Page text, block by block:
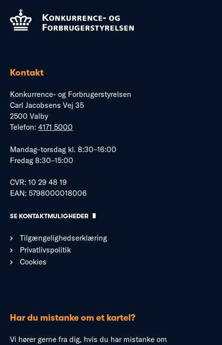
Kontakt
Konkurrence- og Forbrugerstyrelsen
Carl Jacobsens Vej 35
2500 Valby
Telefon: 4171 5000
Mandag–torsdag kl. 8:30–16:00
Fredag 8:30–15:00
CVR: 10 29 48 19
EAN: 5798000018006
SE KONTAKTMULIGHEDER
Tilgængelighedserklæring
Privatlivspolitik
Cookies
Har du mistanke om et kartel?
Vi hører gerne fra dig, hvis du har mistanke om